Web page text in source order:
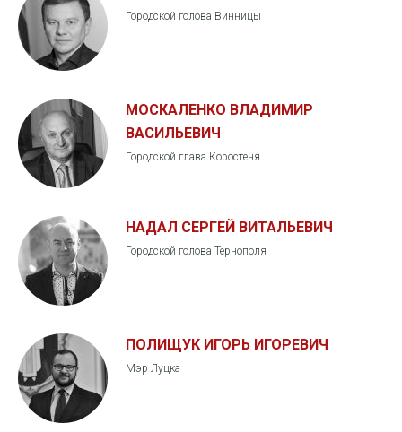
Городской голова Винницы
МОСКАЛЕНКО ВЛАДИМИР
ВАСИЛЬЕВИЧ
Городской глава Коростеня
НАДАЛ СЕРГЕЙ ВИТАЛЬЕВИЧ
Городской голова Тернополя
ПОЛИЩУК ИГОРЬ ИГОРЕВИЧ
Мэр Луцка